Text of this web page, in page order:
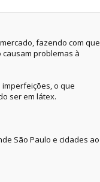
fazendo com que
problemas à
o que
ser em látex.
São Paulo e cidades ao